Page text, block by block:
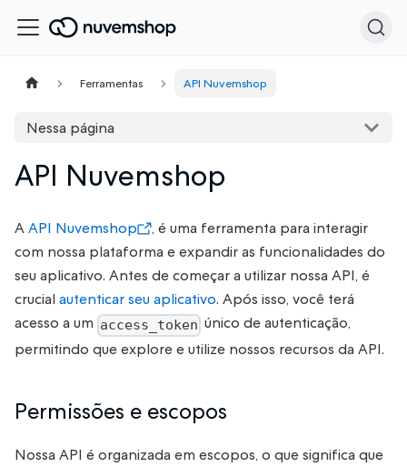
Ferramentas API Nuvemshop
Nessa página
API Nuvemshop
AAPI Nuvemshop
, é uma ferramenta para interagir
com nossa plataforma e expandir as funcionalidades do
seu aplicativo. Antes de começar a utilizar nossa API, é
crucial autenticar seu aplicativo. Após isso, você terá
acesso a um access_token único de autenticação,
permitindo que explore e utilize nossos recursos da API.
Permissões e escopos
Nossa API é organizada em escopos, o que significa que